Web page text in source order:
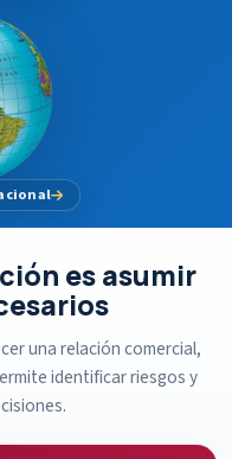
es asumir
una relación comercial,
identificar riesgos y